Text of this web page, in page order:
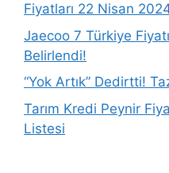
Fiyatları 22 Nisan
Jaecoo 7 Türkiye
Belirlendi!
“Yok Artık” Dedirtti!
Tarım Kredi Peynir
Listesi